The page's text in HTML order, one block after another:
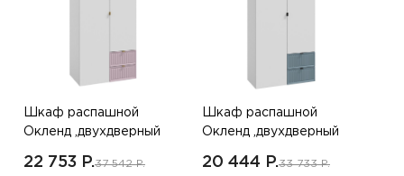
Шкаф распашной
Окленд ,двухдверный
22 753 P.37 542 P.
Шкаф распашной
Окленд ,двухдверный
20 444 P.33 733 P.